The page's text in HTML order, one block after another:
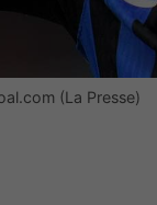
(La Presse)